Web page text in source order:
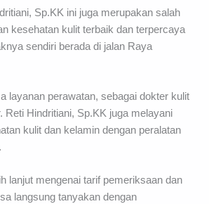
Sp.KK ini juga merupakan salah
kesehatan kulit terbaik dan terpercaya
sendiri berada di jalan Raya
layanan perawatan, sebagai dokter kulit
Reti Hindritiani, Sp.KK juga melayani
kulit dan kelamin dengan peralatan
lanjut mengenai tarif pemeriksaan dan
langsung tanyakan dengan